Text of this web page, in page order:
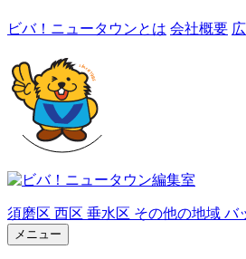
ビバ！ニュータウンとは 会社概要
須磨区 西区 垂水区 その他の地域 バ
メニュー